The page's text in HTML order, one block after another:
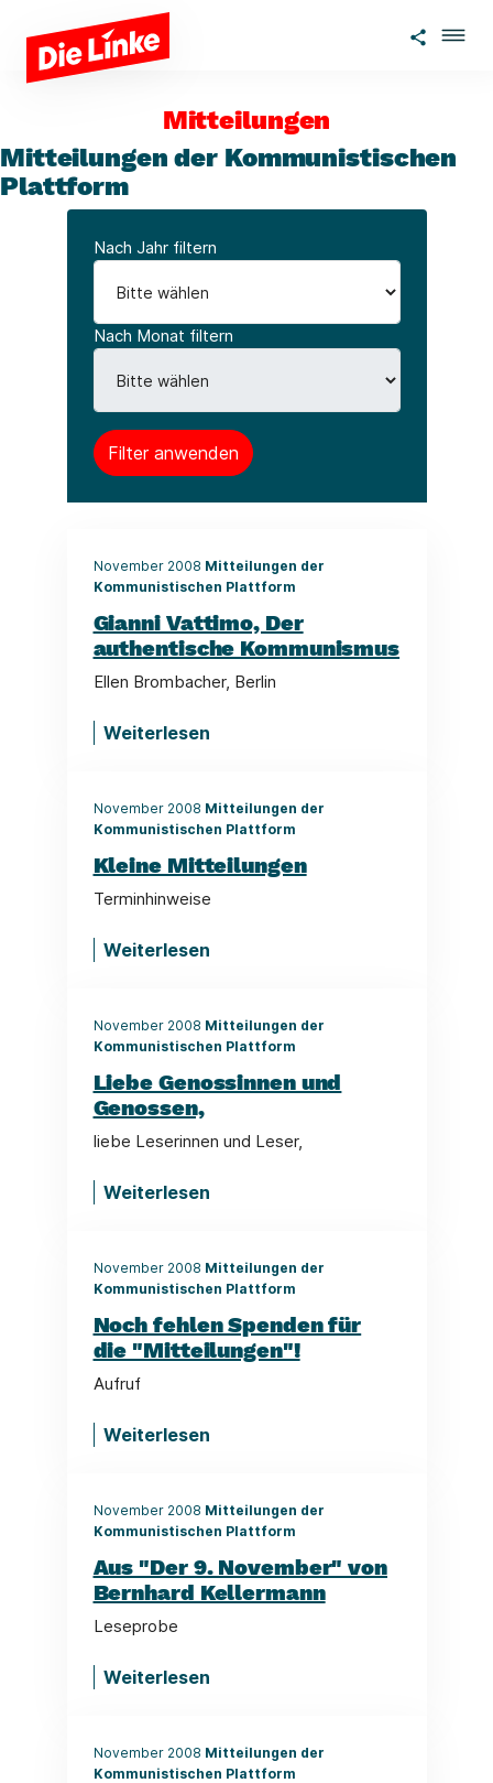
Zum Hauptinhalt springen
Mitteilungen
Mitteilungen der Kommunistischen
Plattform
Nach Jahr filtern
Nach Monat filtern
November 2008 Mitteilungen der
Kommunistischen Plattform
Gianni Vattimo, Der
authentische Kommunismus
Ellen Brombacher, Berlin
Weiterlesen
November 2008 Mitteilungen der
Kommunistischen Plattform
Kleine Mitteilungen
Terminhinweise
Weiterlesen
November 2008 Mitteilungen der
Kommunistischen Plattform
Liebe Genossinnen und
Genossen,
liebe Leserinnen und Leser,
Weiterlesen
November 2008 Mitteilungen der
Kommunistischen Plattform
Noch fehlen Spenden für
die "Mitteilungen"!
Aufruf
Weiterlesen
November 2008 Mitteilungen der
Kommunistischen Plattform
Aus "Der 9. November" von
Bernhard Kellermann
Leseprobe
Weiterlesen
November 2008 Mitteilungen der
Kommunistischen Plattform